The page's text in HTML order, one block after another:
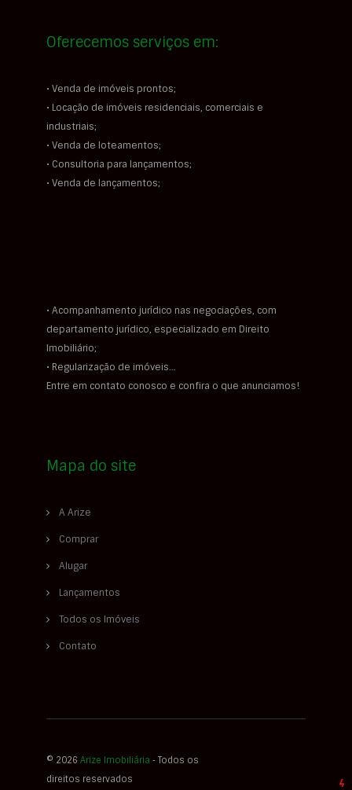
Oferecemos serviços em:
• Venda de imóveis prontos;
• Locação de imóveis residenciais, comerciais e
industriais;
• Venda de loteamentos;
• Consultoria para lançamentos;
• Venda de lançamentos;
• Acompanhamento jurídico nas negociações, com
departamento jurídico, especializado em Direito
Imobiliário;
• Regularização de imóveis…
Entre em contato conosco e confira o que anunciamos!
Mapa do site
A Arize
Comprar
Alugar
Lançamentos
Todos os Imóveis
Contato
© 2026 Arize Imobiliária ‐ Todos os
direitos reservados